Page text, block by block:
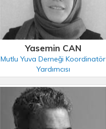
Yasemin CAN
Mutlu Yuva Derneği Koordinatör
Yardımcısı